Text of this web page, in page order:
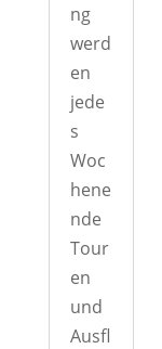
ng
werd
en
jede
s
Woc
hene
nde
Tour
en
und
Ausfl